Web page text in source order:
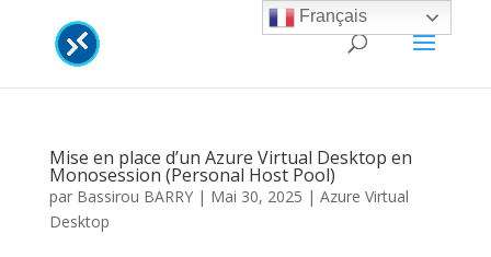
Mise en place d’un Azure Virtual Desktop en
Monosession (Personal Host Pool)
par Bassirou BARRY| Mai 30, 2025 | Azure Virtual
Desktop
Français